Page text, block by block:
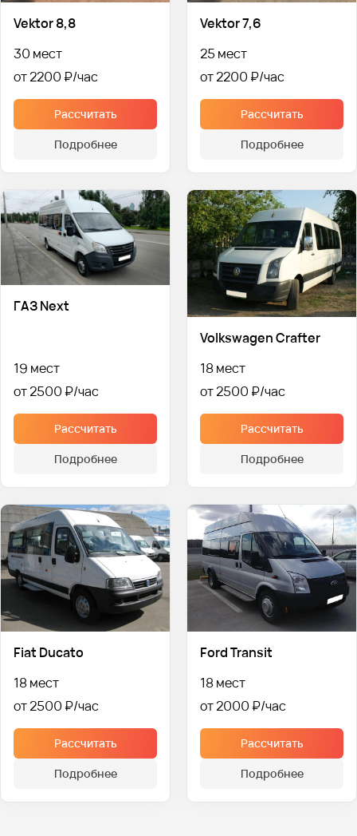
Vektor 8,8
30 мест
от 2200 ₽
Рассчитать
Подробнее
Vektor 7,6
25 мест
от 2200 ₽
Рассчитать
Подробнее
ГАЗ Next
19 мест
от 2500 ₽
Рассчитать
Подробнее
Volkswagen Crafter
18 мест
от 2500 ₽
Рассчитать
Подробнее
Fiat Ducato
18 мест
от 2500 ₽
Рассчитать
Подробнее
Ford Transit
18 мест
от 2000 ₽
Рассчитать
Подробнее